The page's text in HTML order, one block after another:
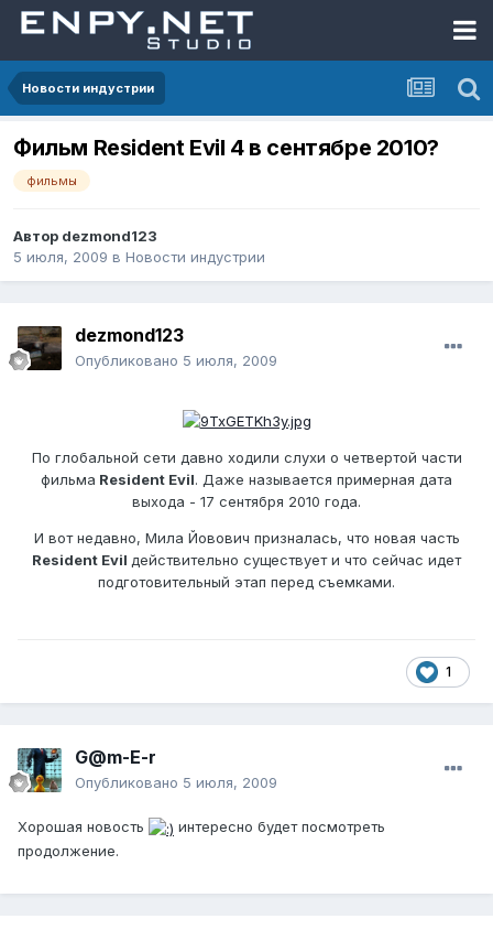
Новости индустрии
Фильм Resident Evil 4 в сентябре 2010?
фильмы
Автор dezmond123
5 июля, 2009 в Новости индустрии
dezmond123
Опубликовано 5 июля, 2009
По глобальной сети давно ходили слухи о четвертой части
фильма Resident Evil. Даже называется примерная дата
выхода - 17 сентября 2010 года.
И вот недавно, Мила Йовович призналась, что новая часть
Resident Evil действительно существует и что сейчас идет
подготовительный этап перед съемками.
1
G@m-E-r
Опубликовано 5 июля, 2009
Хорошая новость
интересно будет посмотреть
продолжение.